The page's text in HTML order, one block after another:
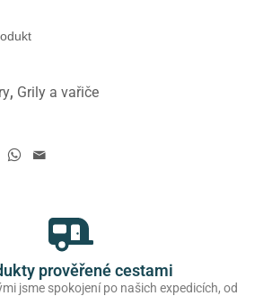
, Grily a vařiče
prověřené cestami
jsme spokojení po našich expedicích, od